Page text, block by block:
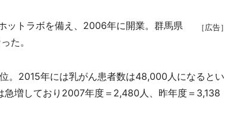
［広告］
ットラボを備え、2006年に開業。群馬県
た。
。2015年には乳がん患者数は48,000人になるとい
増しており2007年度＝2,480人、昨年度＝3,138